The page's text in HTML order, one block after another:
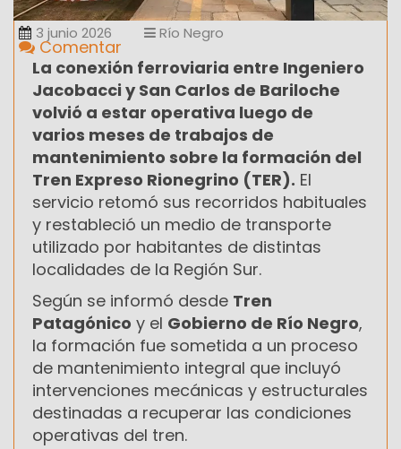
3 junio 2026 Río Negro
Comentar
La conexión ferroviaria entre Ingeniero
Jacobacci y San Carlos de Bariloche
volvió a estar operativa luego de
varios meses de trabajos de
mantenimiento sobre la formación del
Tren Expreso Rionegrino (TER). El
servicio retomó sus recorridos habituales
y restableció un medio de transporte
utilizado por habitantes de distintas
localidades de la Región Sur.
Según se informó desde Tren
Patagónico y el Gobierno de Río Negro,
la formación fue sometida a un proceso
de mantenimiento integral que incluyó
intervenciones mecánicas y estructurales
destinadas a recuperar las condiciones
operativas del tren.